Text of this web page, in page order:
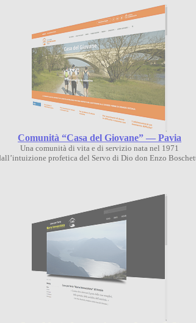
Comunità “Casa del Giovane” — Pavia
Una comunità di vita e di servizio nata nel 1971
profetica del Servo di Dio don Enzo